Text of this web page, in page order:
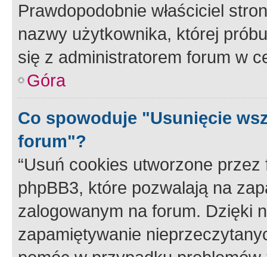
Prawdopodobnie właściciel
nazwy użytkownika, której
się z administratorem forum w
Góra
Co spowoduje "Usunięcie
forum"?
“Usuń cookies utworzone
phpBB3, które pozwalają na
zalogowanym na forum. Dzięki
zapamiętywanie